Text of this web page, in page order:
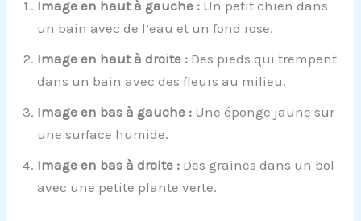
Image en haut à gauche : Un petit chien dans
un bain avec de l’eau et un fond rose.
Image en haut à droite : Des pieds qui trempent
dans un bain avec des fleurs au milieu.
Image en bas à gauche : Une éponge jaune sur
une surface humide.
Image en bas à droite : Des graines dans un bol
avec une petite plante verte.